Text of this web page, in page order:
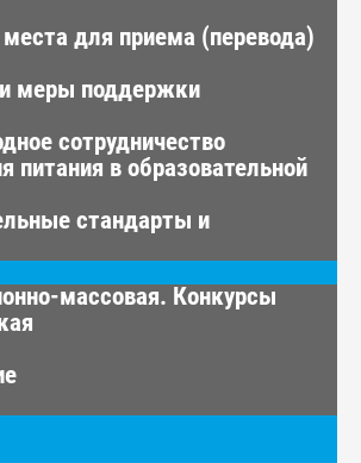
для приема (перевода)
меры поддержки
сотрудничество
питания в образовательной
стандарты и
массовая. Конкурсы